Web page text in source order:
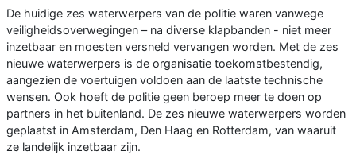
De huidige zes waterwerpers van de politie waren vanwege
veiligheidsoverwegingen – na diverse klapbanden - niet meer
inzetbaar en moesten versneld vervangen worden. Met de zes
nieuwe waterwerpers is de organisatie toekomstbestendig,
aangezien de voertuigen voldoen aan de laatste technische
wensen. Ook hoeft de politie geen beroep meer te doen op
partners in het buitenland. De zes nieuwe waterwerpers worden
geplaatst in Amsterdam, Den Haag en Rotterdam, van waaruit
ze landelijk inzetbaar zijn.